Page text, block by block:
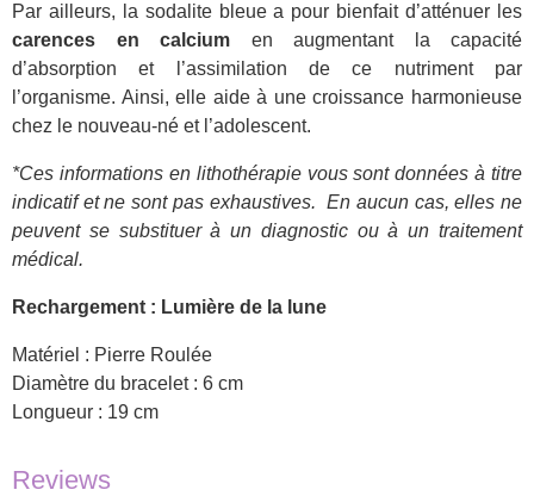
Par ailleurs, la sodalite bleue a pour bienfait d’atténuer les
carences en calcium en augmentant la capacité
d’absorption et l’assimilation de ce nutriment par
l’organisme. Ainsi, elle aide à une croissance harmonieuse
chez le nouveau-né et l’adolescent.
*Ces informations en lithothérapie vous sont données à titre
indicatif et ne sont pas exhaustives.En aucun cas, elles ne
peuvent se substituer à un diagnostic ou à un traitement
médical.
Rechargement : Lumière de la lune
Matériel : Pierre Roulée
Diamètre du bracelet : 6 cm
Longueur : 19 cm
Reviews